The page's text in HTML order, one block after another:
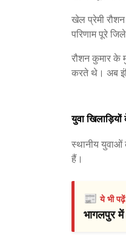
खेल प्रेमी
परिणाम पूरे
रौशन कुमार के
करते थे। अब
युवा
स्थानीय
हैं।
📰ये भी
भागलपुर